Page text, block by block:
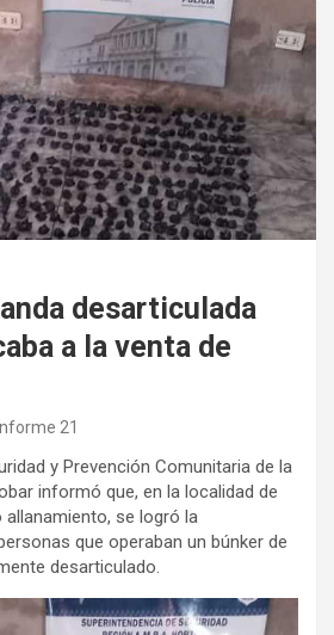
desarticulada
a la venta de
Informe 21
y Prevención Comunitaria de la
informó que, en la localidad de
allanamiento, se logró la
que operaban un búnker de
desarticulado.